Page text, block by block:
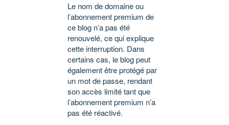
Le nom de domaine ou
l’abonnement premium de
ce blog n’a pas été
renouvelé, ce qui explique
cette interruption. Dans
certains cas, le blog peut
également être protégé par
un mot de passe, rendant
son accès limité tant que
l’abonnement premium n’a
pas été réactivé.